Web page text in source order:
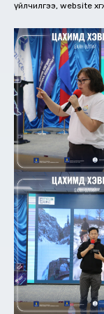
үйлчилгээ, website